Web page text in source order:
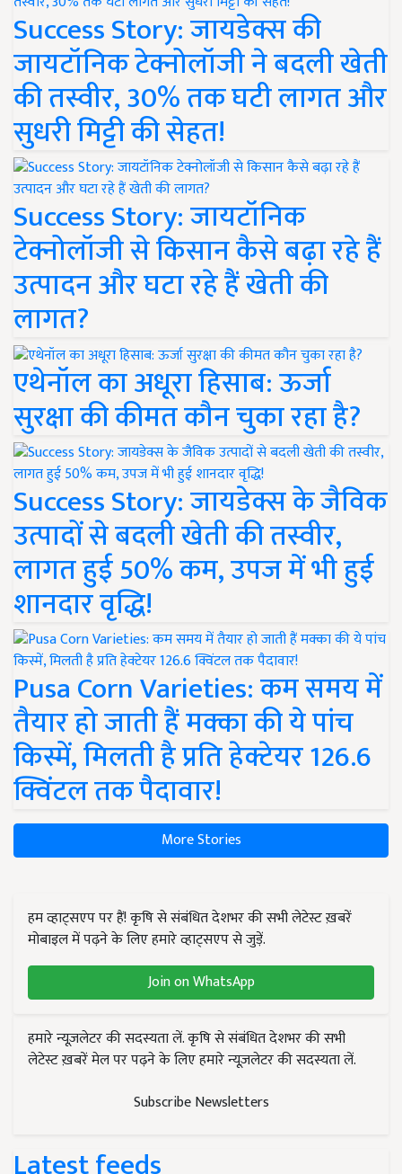
Success Story: जायडेक्स की
जायटॉनिक टेक्नोलॉजी ने बदली खेती
की तस्वीर, 30% तक घटी लागत और
सुधरी मिट्टी की सेहत!
Success Story: जायटॉनिक
टेक्नोलॉजी से किसान कैसे बढ़ा रहे हैं
उत्पादन और घटा रहे हैं खेती की
लागत?
एथेनॉल का अधूरा हिसाब: ऊर्जा
सुरक्षा की कीमत कौन चुका रहा है?
Success Story: जायडेक्स के जैविक
उत्पादों से बदली खेती की तस्वीर,
लागत हुई 50% कम, उपज में भी हुई
शानदार वृद्धि!
Pusa Corn Varieties: कम समय में
तैयार हो जाती हैं मक्का की ये पांच
किस्में, मिलती है प्रति हेक्टेयर 126.6
क्विंटल तक पैदावार!
More Stories
हम व्हाट्सएप पर हैं! कृषि से संबंधित देशभर की सभी लेटेस्ट ख़बरें
मोबाइल में पढ़ने के लिए हमारे व्हाट्सएप से जुड़ें.
Join on WhatsApp
हमारे न्यूज़लेटर की सदस्यता लें. कृषि से संबंधित देशभर की सभी
लेटेस्ट ख़बरें मेल पर पढ़ने के लिए हमारे न्यूज़लेटर की सदस्यता लें.
Subscribe Newsletters